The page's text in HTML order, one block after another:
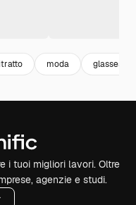
moda glasses
i tuoi migliori lavori. Oltre
agenzie e studi.